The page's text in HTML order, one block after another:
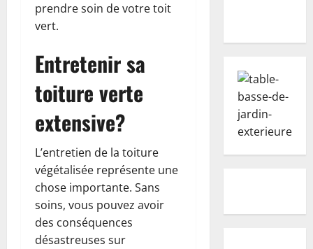
prendre soin de votre toit
vert.
Entretenir sa
toiture verte
extensive?
L’entretien de la toiture
végétalisée représente une
chose importante. Sans
soins, vous pouvez avoir
des conséquences
désastreuses sur